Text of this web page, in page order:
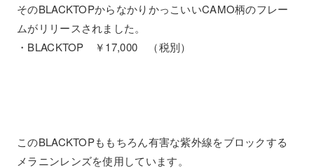
そのBLACKTOPからなかりかっこいいCAMO柄のフレー
ムがリリースされました。
・BLACKTOP ￥17,000 （税別）
このBLACKTOPももちろん有害な紫外線をブロックする
メラニンレンズを使用しています。